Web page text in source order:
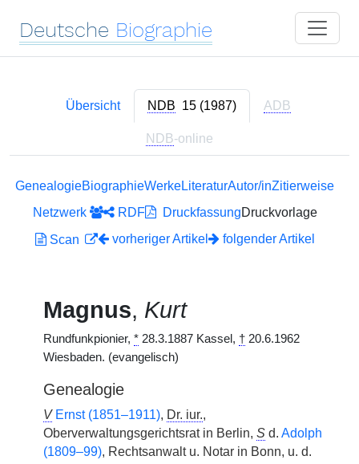
Deutsche Biographie
Übersicht NDB 15 (1987) ADB
NDB-online
GenealogieBiographieWerkeLiteraturAutor/inZitierweise
Netzwerk
RDF DruckfassungDruckvorlage
Scan
vorheriger Artikel folgender Artikel
Magnus, Kurt
Rundfunkpionier, * 28.3.1887 Kassel, † 20.6.1962
Wiesbaden. (evangelisch)
Genealogie
V Ernst (1851–1911), Dr. iur.,
Oberverwaltungsgerichtsrat in Berlin, S d. Adolph
(1809–99), Rechtsanwalt u. Notar in Bonn, u. d.